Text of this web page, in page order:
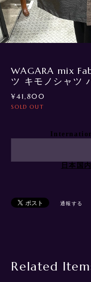
WAGARA mix
ツ キモノシャツ
¥41,800
SOLD OUT
日本国
通報する
Related